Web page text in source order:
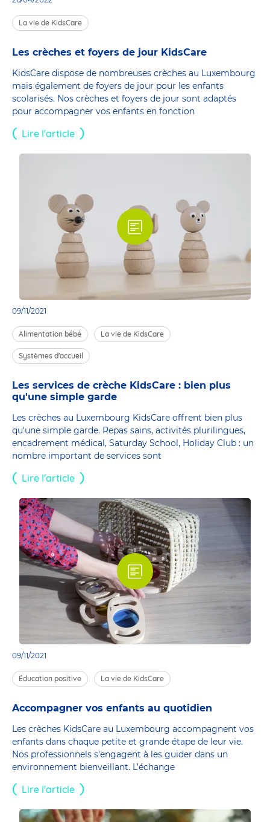
La vie de KidsCare
Les crèches et foyers de jour KidsCare
KidsCare dispose de nombreuses crèches au Luxembourg
mais également de foyers de jour pour les enfants
scolarisés. Nos crèches et foyers de jour sont adaptés
pour accompagner vos enfants en fonction
Lire l'article
09/11/2021
Alimentation bébé La vie de KidsCare
Systèmes d'accueil
Les services de crèche KidsCare : bien plus
qu'une simple garde
Les crèches au Luxembourg KidsCare offrent bien plus
qu'une simple garde. Repas sains, activités plurilingues,
encadrement médical, Saturday School, Holiday Club : un
nombre important de services sont
Lire l'article
09/11/2021
Éducation positive La vie de KidsCare
Accompagner vos enfants au quotidien
Les crèches KidsCare au Luxembourg accompagnent vos
enfants dans chaque petite et grande étape de leur vie.
Nos professionnels s’engagent à les guider dans un
environnement bienveillant. L’échange
Lire l'article